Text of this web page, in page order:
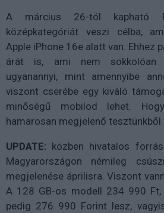
A március 26-tól
középkategóriát veszi célba,
Apple iPhone 16e alatt van. Ehhez
árát is, ami nem sokkolóan
ugyanannyi, mint amennyibe
viszont cserébe egy kiváló
minőségű mobilod lehet.
hamarosan megjelenő
UPDATE: közben hivatalos
Magyarországon némileg
megjelenése áprilisra. Viszont
A 128 GB-os modell 234 990
pedig 276 990 Forint lesz,